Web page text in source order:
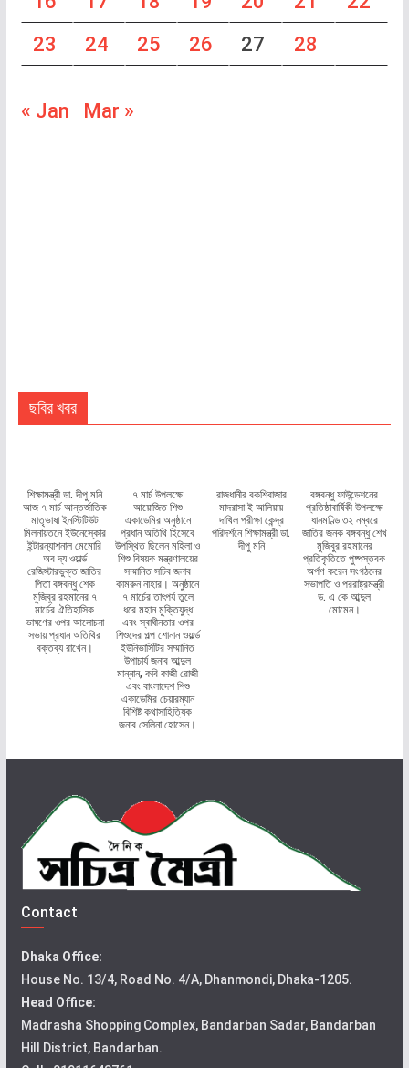
23
24 25 26 27 28
« Jan Mar »
ছবির খবর
শিক্ষামন্ত্রী ডা. দীপু মনি
আজ ৭ মার্চ আন্তর্জাতিক
মাতৃভাষা ইনস্টিটিউট
মিলনায়তনে ইউনেস্কোর
ইন্টারন্যাশনাল মেমোরি
অব দ্য ওয়ার্ল্ড
রেজিস্টারভুক্ত জাতির
পিতা বঙ্গবন্ধু শেক
মুজিবুর রহমানের ৭
মার্চের ঐতিহাসিক
ভাষণের ওপর আলোচনা
সভায় প্রধান অতিথির
বক্তব্য রাখেন।
৭ মার্চ উপলক্ষে
আয়োজিত শিশু
একাডেমির অনুষ্ঠানে
প্রধান অতিথি হিসেবে
উপস্থিত ছিলেন মহিলা ও
শিশু বিষয়ক মন্ত্রণালয়ের
সম্মানিত সচিব জনাব
কামরুন নাহার। অনুষ্ঠানে
৭ মার্চের তাৎপর্য তুলে
ধরে মহান মুক্তিযুদ্ধ
এবং স্বাধীনতার ওপর
শিশুদের গল্প শোনান ওয়ার্ল্ড
ইউনিভার্সিটির সম্মানিত
উপাচার্য জনাব আব্দুল
মান্নান, কবি কাজী রোজী
এবং বাংলাদেশ শিশু
একাডেমির চেয়ারম্যান
বিশিষ্ট কথাসাহিত্যিক
জনাব সেলিনা হোসেন।
রাজধানীর বকশিবাজার
মাদরাসা ই আলিয়ায়
দাখিল পরীক্ষা কেন্দ্র
পরিদর্শনে শিক্ষামন্ত্রী ডা.
দীপু মনি
বঙ্গবন্ধু ফাউন্ডেশনের
প্রতিষ্ঠাবার্ষিকী উপলক্ষে
ধানমণ্ডি ৩২ নম্বরে
জাতির জনক বঙ্গবন্ধু শেখ
মুজিবুর রহমানের
প্রতিকৃতিতে পুষ্পস্তবক
অর্পণ করেন সংগঠনের
সভাপতি ও পররাষ্ট্রমন্ত্রী
ড. এ কে আব্দুল
মোমেন।
Contact
Dhaka Office:
House No. 13/4, Road No. 4/A, Dhanmondi, Dhaka-1205.
Head Office:
Madrasha Shopping Complex, Bandarban Sadar, Bandarban
Hill District, Bandarban.